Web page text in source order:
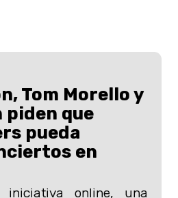
Tom Morello y
piden que
pueda
en
online, una